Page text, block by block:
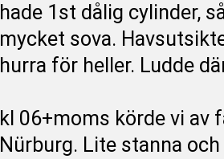
hade 1st dålig cylinder,
mycket sova.
hurra för heller. Ludde
kl 06+moms körde vi av
Nürburg. Lite stanna